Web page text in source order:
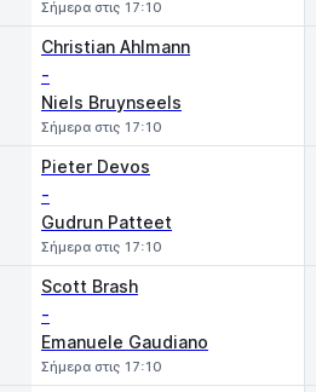
Σήμερα στις 17:10
Christian Ahlmann
-
Niels Bruynseels
Σήμερα στις 17:10
Pieter Devos
-
Gudrun Patteet
Σήμερα στις 17:10
Scott Brash
-
Emanuele Gaudiano
Σήμερα στις 17:10